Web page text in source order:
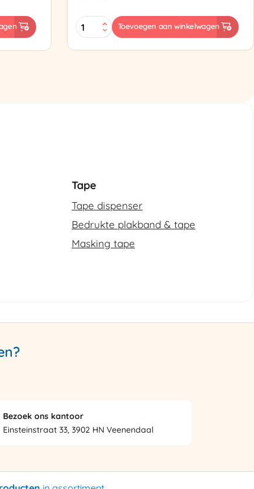
ES-
102
Toevoegen aan winkelwagen
Tape
Tape dispenser
Bedrukte plakband & tape
Masking tape
Bezoek ons kantoor
Einsteinstraat 33, 3902 HN Veenendaal